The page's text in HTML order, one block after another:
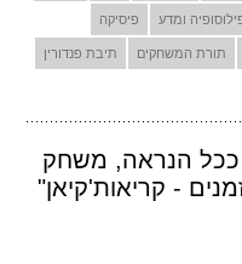
ומדע פיסיקה
תורת המשחקים תיבת פנדורין
ככל הנראה, משחק
- קריאות'קיאן"